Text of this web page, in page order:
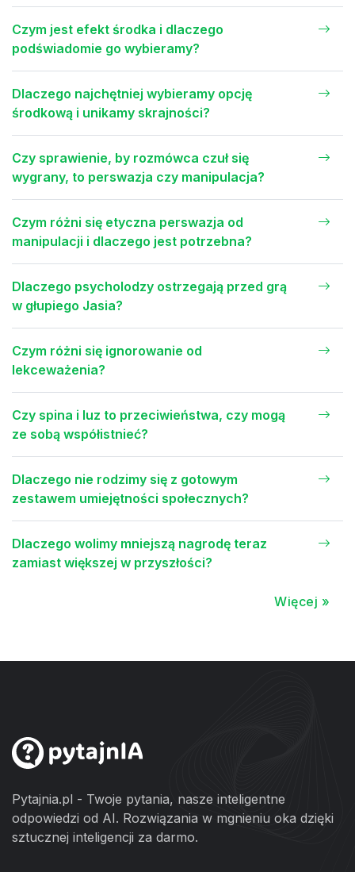
Czym jest efekt środka i dlaczego
podświadomie go wybieramy?
Dlaczego najchętniej wybieramy opcję
środkową i unikamy skrajności?
Czy sprawienie, by rozmówca czuł się
wygrany, to perswazja czy manipulacja?
Czym różni się etyczna perswazja od
manipulacji i dlaczego jest potrzebna?
Dlaczego psycholodzy ostrzegają przed grą
w głupiego Jasia?
Czym różni się ignorowanie od
lekceważenia?
Czy spina i luz to przeciwieństwa, czy mogą
ze sobą współistnieć?
Dlaczego nie rodzimy się z gotowym
zestawem umiejętności społecznych?
Dlaczego wolimy mniejszą nagrodę teraz
zamiast większej w przyszłości?
Więcej »
Pytajnia.pl - Twoje pytania, nasze inteligentne
odpowiedzi od AI. Rozwiązania w mgnieniu oka dzięki
sztucznej inteligencji za darmo.